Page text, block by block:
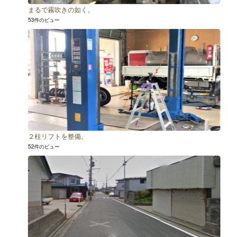
まるで霧吹きの如く。
53件のビュー
２柱リフトを整備。
52件のビュー